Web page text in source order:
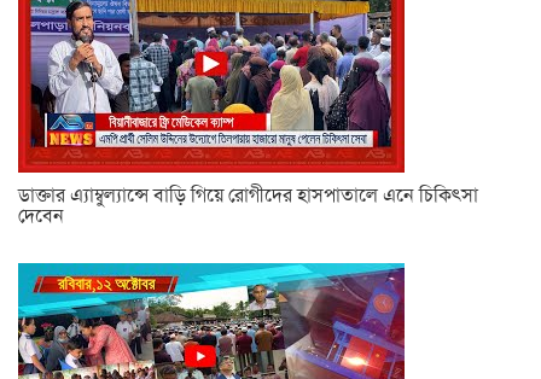
ডাক্তার এ্যাম্বুল্যান্সে বাড়ি গিয়ে রোগীদের হাসপাতালে এনে চিকিৎসা
দেবেন